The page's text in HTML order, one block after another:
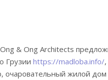
& Ong Architects
Грузии https://madloba.info/
очаровательный жилой